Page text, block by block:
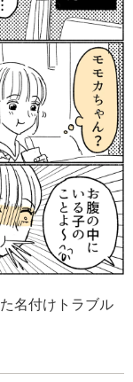
名付けトラブル